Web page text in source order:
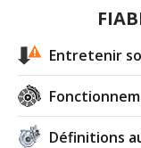
Entretenir
Définitions